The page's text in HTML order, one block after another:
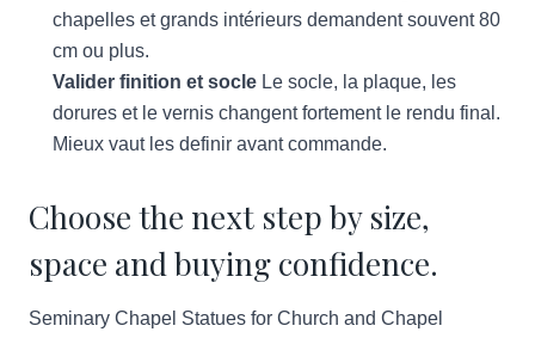
chapelles et grands intérieurs demandent souvent 80
cm ou plus.
Valider finition et socle Le socle, la plaque, les
dorures et le vernis changent fortement le rendu final.
Mieux vaut les definir avant commande.
Choose the next step by size,
space and buying confidence.
Seminary Chapel Statues for Church and Chapel